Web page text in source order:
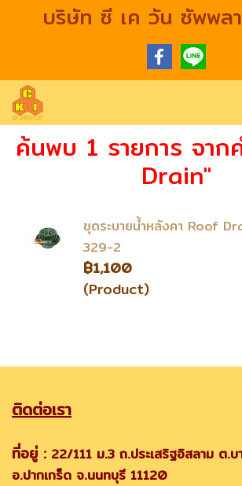
บริษัท ซี เค วัน ซัพพล
ค้นพบ 1 รายการ จาก
Drain"
ชุดระบายน้ำหลังคา Roof
329-2
฿1,100
(Product)
ติดต่อเรา
ที่อยู่ : 22/111 ม.3 ถ.ประเสริฐอิสลาม ต.
อ.ปากเกร็ด จ.นนทบุรี 11120